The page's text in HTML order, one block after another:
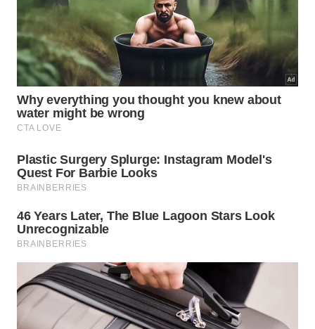
As cores ideais para cada signo em
2026
Para te ajudar a escolher o look da virada,
organizamos as recomendações astrológicas
principais. A “Cor Principal” é ideal para a roupa de
destaque (vestidos, camisas), enquanto a “Cor
Íntima” foca na energia que você quer magnetizar
internamente, como paixão ou estabilidade.